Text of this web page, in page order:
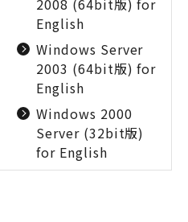
2008 (64bit版) for
English
Windows Server
2003 (64bit版) for
English
Windows 2000
Server (32bit版)
for English